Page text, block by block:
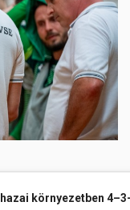
Tudósok,
nyomában
Szombathely
most
Múzeumok,
kiállítóhelyek
Víz közelben
Egyéb sportok
Labdarúgás
Röplabda
Szabadidősport
környezetben